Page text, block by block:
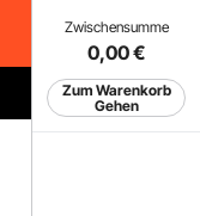
Zwischensumme
0,00€
Zum Warenkorb
Gehen